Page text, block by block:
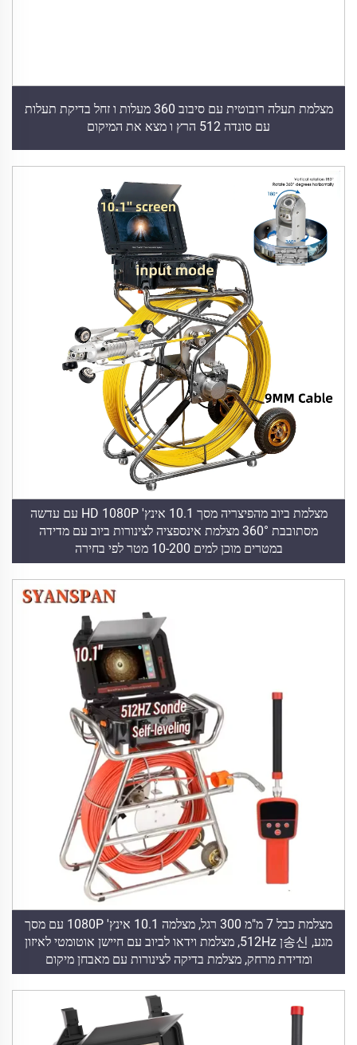
מצלמת תעלה רובוטית עם סיבוב 360 מעלות ו זחל בדיקת תעלות
עם סונדה 512 הרץ ו מצא את המיקום
מצלמת ביוב מהפיצריה מסך 10.1 אינץ' HD 1080P עם עדשה
מסתובבת 360° מצלמת אינספציה לצינורות ביוב עם מדידה
במטרים מוכן למים 10-200 מטר לפי בחירה
מצלמת כבל 7 מ"מ 300 רגל, מצלמה 10.1 אינץ' 1080P עם מסך
מגע, 송신ן 512Hz, מצלמת וידאו לביוב עם חיישן אוטומטי לאיזון
ומדידת מרחק, מצלמת בדיקה לצינורות עם מאבחן מיקום